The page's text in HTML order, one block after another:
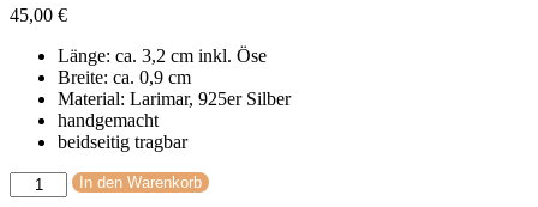
45,00 €
Länge: ca. 3,2 cm inkl. Öse
Breite: ca. 0,9 cm
Material: Larimar, 925er Silber
handgemacht
beidseitig tragbar
In den Warenkorb